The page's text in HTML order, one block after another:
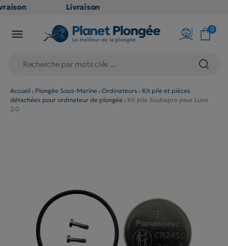
Livraison
en point
79€
(hors
produits
 0
Accueil Plongée Sous-Marine Ordinateurs
Kit pile et pièces
détachées pour ordinateur de plongée
Kit pile Scubapro pour Luna
2.0